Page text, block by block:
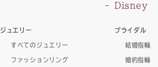
ジュエリー
すべてのジュエリー
ファッションリング
Disney
ブライダル
結婚指輪
婚約指輪